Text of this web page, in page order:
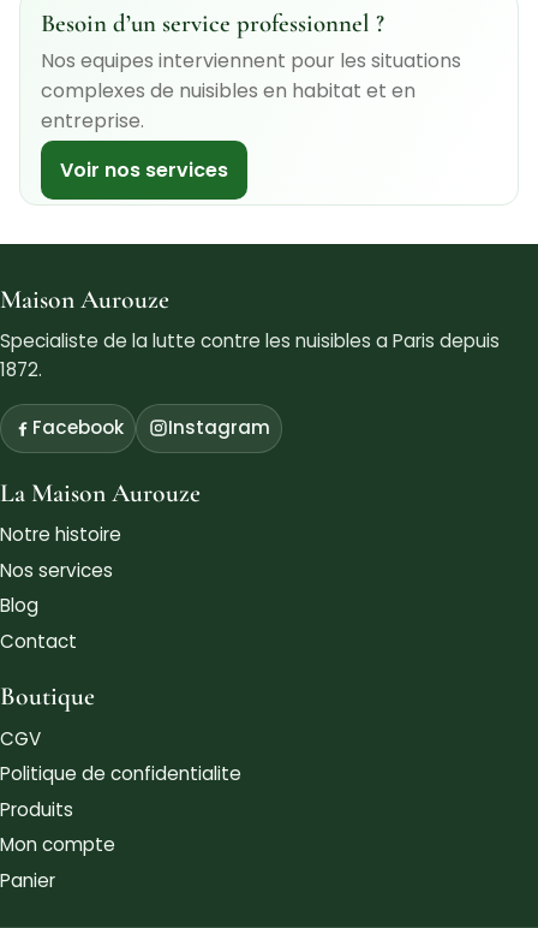
Besoin d’un service professionnel ?
Nos equipes interviennent pour les situations
complexes de nuisibles en habitat et en
entreprise.
Voir nos services
Maison Aurouze
Specialiste de la lutte contre les nuisibles a Paris depuis
1872.
Facebook Instagram
La Maison Aurouze
Notre histoire
Nos services
Blog
Contact
Boutique
CGV
Politique de confidentialite
Produits
Mon compte
Panier